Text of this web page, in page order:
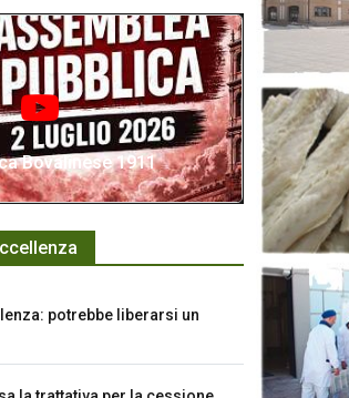
Bovalinese 1911
potrebbe liberarsi un